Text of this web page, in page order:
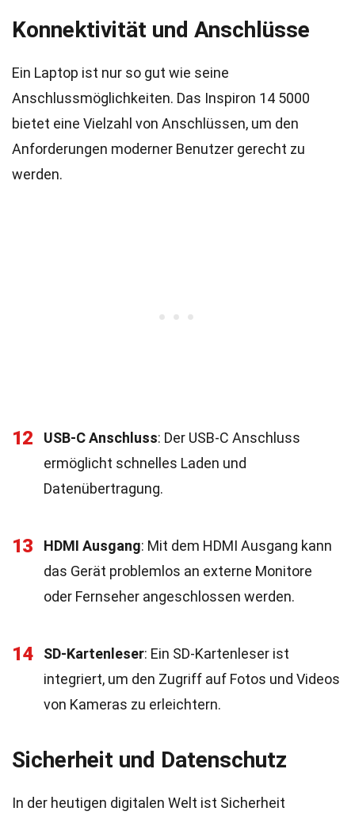
Konnektivität und Anschlüsse
Ein Laptop ist nur so gut wie seine
Anschlussmöglichkeiten. Das Inspiron 14 5000
bietet eine Vielzahl von Anschlüssen, um den
Anforderungen moderner Benutzer gerecht zu
werden.
12 USB-C Anschluss: Der USB-C Anschluss
ermöglicht schnelles Laden und
Datenübertragung.
13 HDMI Ausgang: Mit dem HDMI Ausgang kann
das Gerät problemlos an externe Monitore
oder Fernseher angeschlossen werden.
14 SD-Kartenleser: Ein SD-Kartenleser ist
integriert, um den Zugriff auf Fotos und Videos
von Kameras zu erleichtern.
Sicherheit und Datenschutz
In der heutigen digitalen Welt ist Sicherheit